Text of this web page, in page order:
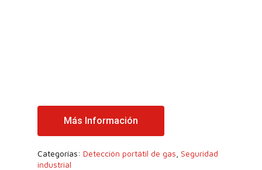
Más Información
Categorías: Detección portátil de gas Seguridad
industrial